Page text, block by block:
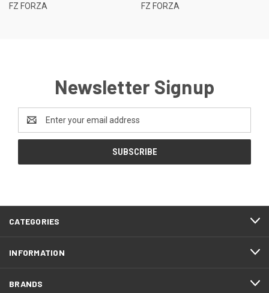
FZ FORZA
FZ FORZA
Newsletter Signup
Address
CATEGORIES
INFORMATION
BRANDS